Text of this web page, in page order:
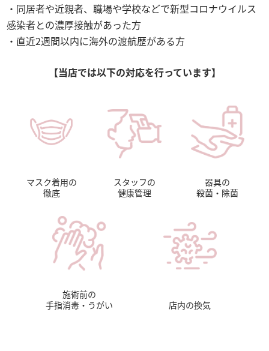
同居者や近親者、職場や学校などで新型コロナウイルス
感染者との濃厚接触があった方
直近2週間以内に海外の渡航歴がある方
【当店では以下の対応を行っています】
マスク着用の
徹底
スタッフの
健康管理
器具の
殺菌・除菌
施術前の
手指消毒・うがい
店内の換気